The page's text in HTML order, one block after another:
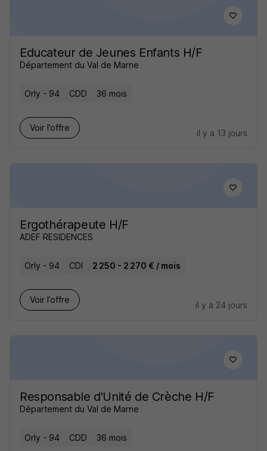
Educateur de Jeunes Enfants H/F
Département du Val de Marne
Orly - 94 CDD 36 mois
Voir l’offre
il y a 13 jours
Ergothérapeute H/F
ADEF RESIDENCES
Orly - 94 CDI 2 250 - 2 270 € / mois
Voir l’offre
il y a 24 jours
Responsable d'Unité de Crèche H/F
Département du Val de Marne
Orly - 94 CDD 36 mois